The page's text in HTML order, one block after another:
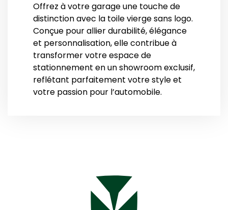
Offrez à votre garage une touche de
distinction avec la toile vierge sans logo.
Conçue pour allier durabilité, élégance
et personnalisation, elle contribue à
transformer votre espace de
stationnement en un showroom exclusif,
reflétant parfaitement votre style et
votre passion pour l’automobile.